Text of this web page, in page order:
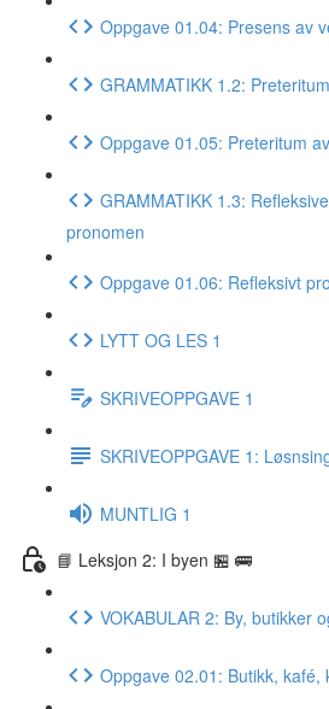
Oppgave 01.04: Presens av
GRAMMATIKK 1.2:
Oppgave 01.05: Preteritum
GRAMMATIKK 1.3:
pronomen
Oppgave 01.06: Refleksivt
LYTT OG LES 1
SKRIVEOPPGAVE 1
SKRIVEOPPGAVE 1:
MUNTLIG 1
📘 Leksjon 2: I byen 🏪 🚌
VOKABULAR 2: By, butikker
Oppgave 02.01: Butikk, kafé,